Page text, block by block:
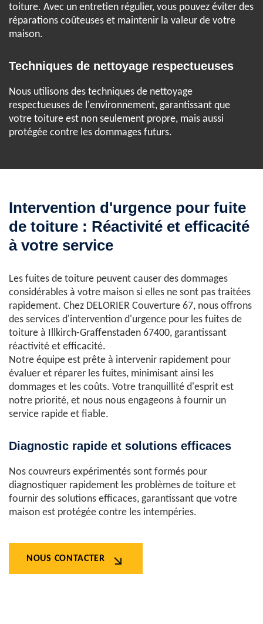
toiture. Avec un entretien régulier, vous pouvez éviter des
réparations coûteuses et maintenir la valeur de votre
maison.
Techniques de nettoyage respectueuses
Nous utilisons des techniques de nettoyage
respectueuses de l'environnement, garantissant que
votre toiture est non seulement propre, mais aussi
protégée contre les dommages futurs.
Intervention d'urgence pour fuite
de toiture : Réactivité et efficacité
à votre service
Les fuites de toiture peuvent causer des dommages
considérables à votre maison si elles ne sont pas traitées
rapidement. Chez DELORIER Couverture 67, nous offrons
des services d'intervention d'urgence pour les fuites de
toiture à Illkirch-Graffenstaden 67400, garantissant
réactivité et efficacité.
Notre équipe est prête à intervenir rapidement pour
évaluer et réparer les fuites, minimisant ainsi les
dommages et les coûts. Votre tranquillité d'esprit est
notre priorité, et nous nous engageons à fournir un
service rapide et fiable.
Diagnostic rapide et solutions efficaces
Nos couvreurs expérimentés sont formés pour
diagnostiquer rapidement les problèmes de toiture et
fournir des solutions efficaces, garantissant que votre
maison est protégée contre les intempéries.
NOUS CONTACTER